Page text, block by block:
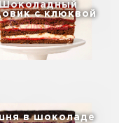
Шоколадный
с клюквой
в шоколаде